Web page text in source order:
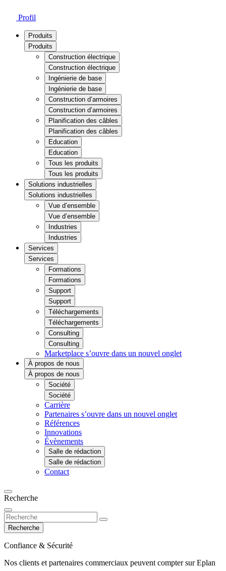
Profil
Produits
Produits
Construction électrique
Construction électrique
Ingénierie de base
Ingénierie de base
Construction d’armoires
Construction d’armoires
Planification des câbles
Planification des câbles
Education
Education
Tous les produits
Tous les produits
Solutions industrielles
Solutions industrielles
Vue d’ensemble
Vue d’ensemble
Industries
Industries
Services
Services
Formations
Formations
Support
Support
Téléchargements
Téléchargements
Consulting
Consulting
Marketplace s’ouvre dans un nouvel onglet
À propos de nous
À propos de nous
Société
Société
Carrière
Partenaires s’ouvre dans un nouvel onglet
Références
Innovations
Évènements
Salle de rédaction
Salle de rédaction
Contact
Recherche
Recherche
Confiance & Sécurité
Nos clients et partenaires commerciaux peuvent compter sur Eplan